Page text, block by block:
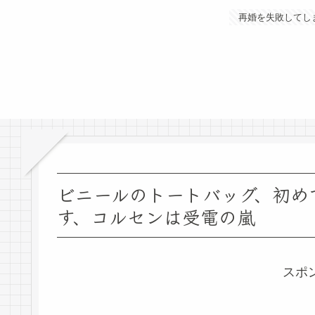
再婚を失敗してし
ビニールのトートバッグ、初
す、コルセンは受電の嵐
スポ